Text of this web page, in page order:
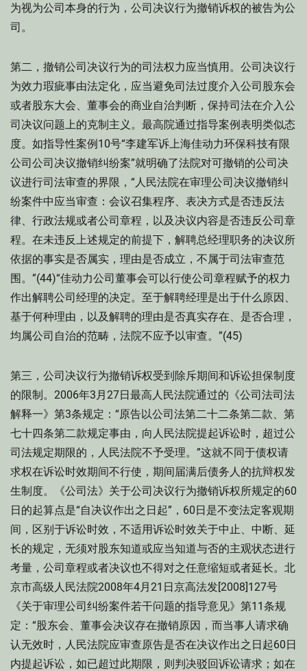
为视为公司本身的行为，公司决议行为撤销诉权的被告为公
司。
第二，撤销公司决议行为的司法权力应当慎用。公司决议行
为效力瑕疵事由法定化，应当避免司法过度介入公司股东会
或者股东大会、董事会的商业自治判断，保持司法在介入公
司决议问题上的克制主义。最高院通过指导案例表明类似态
度。如指导性案例10号“李建军诉上海佳动力环保科技有限
公司公司决议撤销纠纷案”就明确了法院对可撤销的公司决
议进行司法审查的界限，“人民法院在审理公司决议撤销纠
纷案件中应当审查：会议召集程序、表决方式是否违反法
律、行政法规或者公司章程，以及决议内容是否违反公司章
程。在未违反上述规定的前提下，解聘总经理职务的决议所
依据的事实是否属实，理由是否成立，不属于司法审查范
围。”(44)“佳动力公司董事会可以行使公司章程赋予的权力
作出解聘公司经理的决定。至于解聘经理是出于什么原因、
基于何种理由，以及解聘的理由是否真实存在、是否合理，
均属公司自治的范畴，法院不应予以审查。”(45)
第三，公司决议行为撤销诉权受到除斥期间和诉讼担保制度
的限制。2006年3月27日最高人民法院通过的《公司法司法
解释一》第3条规定：“原告以公司法第二十二条第二款、第
七十四条第二款规定事由，向人民法院提起诉讼时，超过公
司法规定期限的，人民法院不予受理。”这就不同于债权请
求权在诉讼时效期间不行使，期间届满后债务人的抗辩权发
生制度。《公司法》关于公司决议行为撤销诉权所规定的60
日的起算点是“自决议作出之日起”，60日是不变法定客观期
间，区别于诉讼时效，不适用诉讼时效关于中止、中断、延
长的规定，无须对股东知道或应当知道与否的主观状态进行
考量，公司章程或者决议也不得对之任意缩短或者延长。北
京市高级人民法院2008年4月21日京高法发[2008]127号
《关于审理公司纠纷案件若干问题的指导意见》第11条规
定：“股东会、董事会决议存在撤销原因，而当事人请求确
认无效时，人民法院应审查原告是否在决议作出之日起60日
内提起诉讼，如已超过此期限，则判决驳回诉讼请求；如在